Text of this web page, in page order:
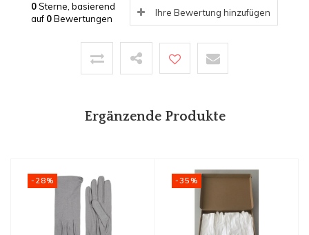
0Sterne, basierend
auf 0Bewertungen
Ihre Bewertung hinzufügen
Ergänzende Produkte
-28% -35%